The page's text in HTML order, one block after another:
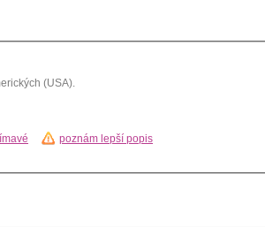
(USA).
poznám lepší popis